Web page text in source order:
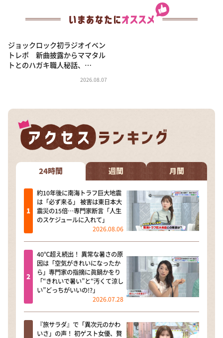
ジョックロック初ラジオイベン
トレポ 新曲披露からママタル
トとのハガキ職人秘話、…
2026.08.07
24時間 週間 月間
約10年後に南海トラフ巨大地震
は「必ず来る」 被害は東日本大
震災の15倍…専門家断言「人生
のスケジュールに入れて」
2026.08.06
40℃超え続出！ 異常な暑さの原
因は「空気がきれいになったか
ら」専門家の指摘に眞鍋かをり
「“きれいで暑い”と“汚くて涼し
い”どっちがいいの!?」
2026.07.28
『旅サラダ』で「異次元のかわ
いさ」の声！ 初ゲスト女優、贅